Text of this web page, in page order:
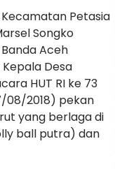
Petasia
Songko
Aceh
Desa
HUT RI ke 73
08/2018) pekan
yang berlaga di
ball putra) dan